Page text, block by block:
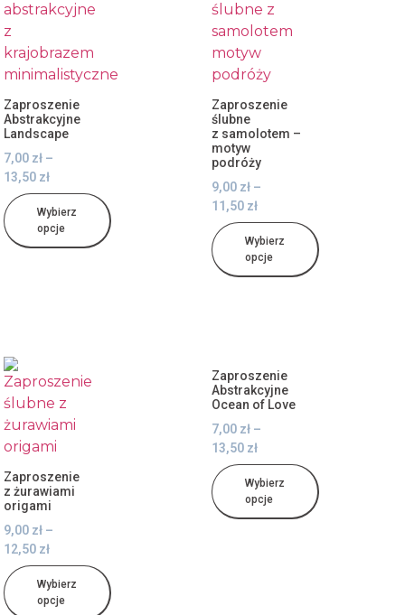
Zaproszenie
Abstrakcyjne
Landscape
7,00 zł –
13,50 zł
Wybierz
opcje
Zaproszenie
ślubne
z samolotem –
motyw
podróży
9,00 zł –
11,50 zł
Wybierz
opcje
Zaproszenie
z żurawiami
origami
9,00 zł –
12,50 zł
Wybierz
opcje
Zaproszenie
Abstrakcyjne
Ocean of Love
7,00 zł –
13,50 zł
Wybierz
opcje